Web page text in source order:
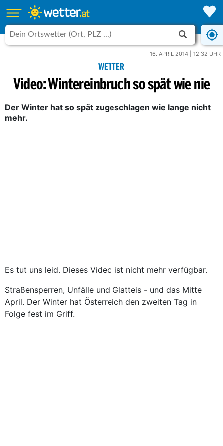
16. APRIL 2014 | 12:32 UHR
WETTER
Video: Wintereinbruch so spät wie nie
Der Winter hat so spät zugeschlagen wie lange nicht
mehr.
Es tut uns leid. Dieses Video ist nicht mehr verfügbar.
Straßensperren, Unfälle und Glatteis - und das Mitte
April. Der Winter hat Österreich den zweiten Tag in
Folge fest im Griff.